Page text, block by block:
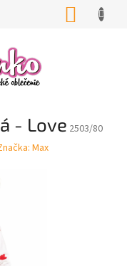
- Love 2503/80
Max